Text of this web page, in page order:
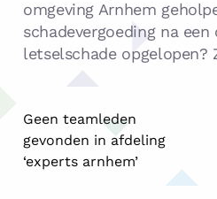
omgeving Arnhem
schadevergoeding na
letselschade opgelopen?
Geen teamleden
gevonden in afdeling
‘experts arnhem’